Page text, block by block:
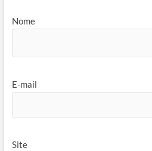
Nome
E-mail
Site